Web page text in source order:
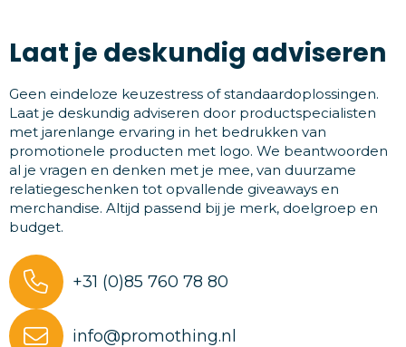
Laat je deskundig adviseren
Geen eindeloze keuzestress of standaardoplossingen.
Laat je deskundig adviseren door productspecialisten
met jarenlange ervaring in het bedrukken van
promotionele producten met logo. We beantwoorden
al je vragen en denken met je mee, van duurzame
relatiegeschenken tot opvallende giveaways en
merchandise. Altijd passend bij je merk, doelgroep en
budget.
+31 (0)85 760 78 80
info@promothing.nl